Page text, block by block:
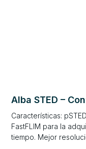
Alba STED –
Características:
FastFLIM para la
tiempo. Mejor